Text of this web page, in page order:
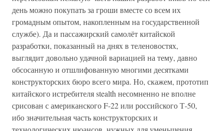
день можно покупать за гроши вместе со всем их
громадным опытом, накопленным на государственной
службе). Да и пассажирский самолёт китайской
разработки, показанный на днях в теленовостях,
выглядит довольно удачной вариацией на тему, давно
обсосанную и отшлифованную многими десятками
конструкторских бюро всего мира. Но, скажем, прототип
китайского истребителя stealth несомненно не вполне
срисован с американского F-22 или российского Т-50,
ибо значительная часть конструкторских и